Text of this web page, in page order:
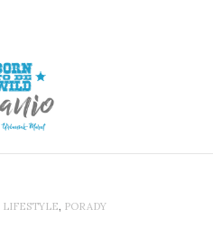
LIFESTYLE, PORADY